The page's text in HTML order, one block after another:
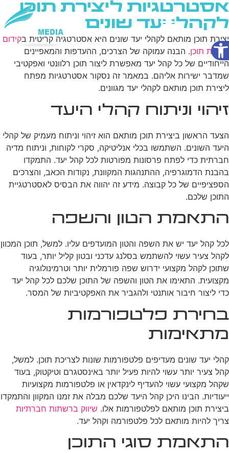
פתח סרגל נגישות
אסטרטגיות ליצירת תוכן
לקהלי יעד שונים
יצירת תוכן מותאם לקהלי יעד שונים היא אסטרטגיה קריטית בקידום
בעזרת תוכן. הבנה עמוקה של הצרכים, ההעדפות והמאפיינים
הייחודיים של כל קהל יעד מאפשרת ליצור תוכן רלוונטי ואפקטיבי
שמדבר ישירות אליהם. במאמר זה נסקור אסטרטגיות מפתח
ליצירת תוכן מותאם לקהלי יעד מגוונים.
זיהוי וניתוח קהלי היעד
הצעד הראשון ביצירת תוכן מותאם הוא זיהוי וניתוח מעמיק של קהלי
היעד השונים. השתמשו בכלי אנליטיקה, סקרי לקוחות, וניתוח מדיה
חברתית כדי לפתח פרסונות מפורטות לכל קהל יעד. התמקדו
בהבנת הדמוגרפיה, ההתנהגות המקוונת, נקודות הכאב, והצרכים
הספציפיים של כל קבוצה. מידע זה יהווה את הבסיס לאסטרטגיית
התוכן שלכם.
התאמת הטון והשפה
לכל קהל יעד יש את השפה והטון המועדפים עליו. למשל, תוכן המכוון
לקהל צעיר עשוי להשתמש בסלנג עדכני ובטון קליל יותר, בעוד
שתוכן לקהל מקצועי ידרוש שפה פורמלית יותר וטרמינולוגיה
מקצועית. התאימו את הטון והשפה של התוכן שלכם לכל קהל יעד
כדי ליצור חיבור אותנטי ולהגביר את האפקטיביות של המסר.
בחירת פלטפורמות
מתאימות
קהלי יעד שונים מעדיפים פלטפורמות שונות לצריכת תוכן. למשל,
קהל צעיר יותר עשוי להיות פעיל יותר באינסטגרם וטיקטוק, בעוד
שקהל מקצועי עשוי להעדיף לינקדאין או פלטפורמות מקצועיות
ייעודיות. הבינו היכן קהל היעד שלכם מבלה את זמנו המקוון והתמקדו
ביצירת תוכן מותאם לפלטפורמות אלו. שיווק ברשתות חברתיות
צריך להיות מותאם לכל פלטפורמה וקהל יעד.
התאמת סוגי התוכן